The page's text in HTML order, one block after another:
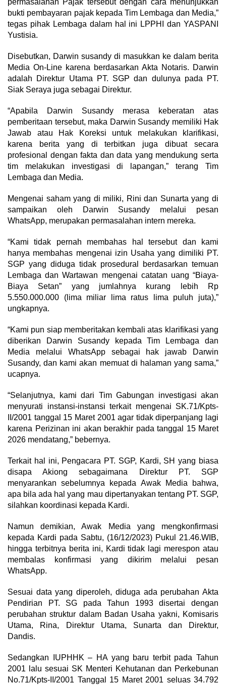
permasalahan Pajak tersebut dengan cara menunjukkan
bukti pembayaran pajak kepada Tim Lembaga dan Media,”
tegas pihak Lembaga dalam hal ini LPPHI dan YASPANI
Yustisia.
Disebutkan, Darwin susandy di masukkan ke dalam berita
Media On-Line karena berdasarkan Akta Notaris. Darwin
adalah Direktur Utama PT. SGP dan dulunya pada PT.
Siak Seraya juga sebagai Direktur.
“Apabila Darwin Susandy merasa keberatan atas
pemberitaan tersebut, maka Darwin Susandy memiliki Hak
Jawab atau Hak Koreksi untuk melakukan klarifikasi,
karena berita yang di terbitkan juga dibuat secara
profesional dengan fakta dan data yang mendukung serta
tim melakukan investigasi di lapangan,” terang Tim
Lembaga dan Media.
Mengenai saham yang di miliki, Rini dan Sunarta yang di
sampaikan oleh Darwin Susandy melalui pesan
WhatsApp, merupakan permasalahan intern mereka.
“Kami tidak pernah membahas hal tersebut dan kami
hanya membahas mengenai izin Usaha yang dimiliki PT.
SGP yang diduga tidak prosedural berdasarkan temuan
Lembaga dan Wartawan mengenai catatan uang “Biaya-
Biaya Setan” yang jumlahnya kurang lebih Rp
5.550.000.000 (lima miliar lima ratus lima puluh juta),”
ungkapnya.
“Kami pun siap memberitakan kembali atas klarifikasi yang
diberikan Darwin Susandy kepada Tim Lembaga dan
Media melalui WhatsApp sebagai hak jawab Darwin
Susandy, dan kami akan memuat di halaman yang sama,”
ucapnya.
“Selanjutnya, kami dari Tim Gabungan investigasi akan
menyurati instansi-instansi terkait mengenai SK.71/Kpts-
II/2001 tanggal 15 Maret 2001 agar tidak diperpanjang lagi
karena Perizinan ini akan berakhir pada tanggal 15 Maret
2026 mendatang,” bebernya.
Terkait hal ini, Pengacara PT. SGP, Kardi, SH yang biasa
disapa Akiong sebagaimana Direktur PT. SGP
menyarankan sebelumnya kepada Awak Media bahwa,
apa bila ada hal yang mau dipertanyakan tentang PT. SGP,
silahkan koordinasi kepada Kardi.
Namun demikian, Awak Media yang mengkonfirmasi
kepada Kardi pada Sabtu, (16/12/2023) Pukul 21.46.WIB,
hingga terbitnya berita ini, Kardi tidak lagi merespon atau
membalas konfirmasi yang dikirim melalui pesan
WhatsApp.
Sesuai data yang diperoleh, diduga ada perubahan Akta
Pendirian PT. SG pada Tahun 1993 disertai dengan
perubahan struktur dalam Badan Usaha yakni, Komisaris
Utama, Rina, Direktur Utama, Sunarta dan Direktur,
Dandis.
Sedangkan IUPHHK – HA yang baru terbit pada Tahun
2001 lalu sesuai SK Menteri Kehutanan dan Perkebunan
No.71/Kpts-II/2001 Tanggal 15 Maret 2001 seluas 34.792